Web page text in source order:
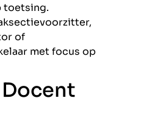
toetsing.
of
met focus op